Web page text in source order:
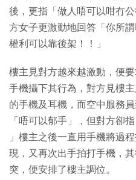
後，更指「做人唔可以咁冇
方女子更激動地回答「你所
權利可以靠後架！！」
樓主見對方越來越激動，便
手機攝下其行為，對方見樓
的手機及耳機，而空中服務
「唔可以郁手」，但對方卻
」樓主之後一直用手機將過
現，又再次出手拍打手機，
突，便安排了樓主調位。